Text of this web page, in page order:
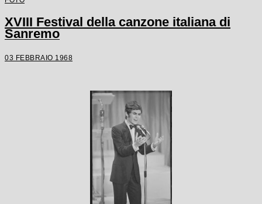
XVIII Festival della canzone italiana di
Sanremo
03 FEBBRAIO 1968